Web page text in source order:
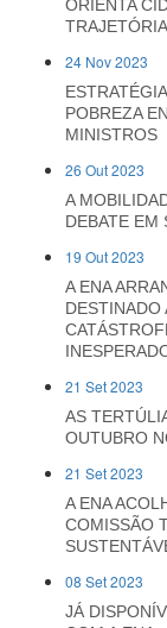
ORIENTA
24 Nov 2023
POBREZA
MINISTROS
26 Out 2023
A
DEBATE EM
19 Out 2023
A ENA
DESTINADO
21 Set 2023
AS
OUTUBRO
21 Set 2023
A ENA
COMISSÃO
08 Set 2023
JÁ